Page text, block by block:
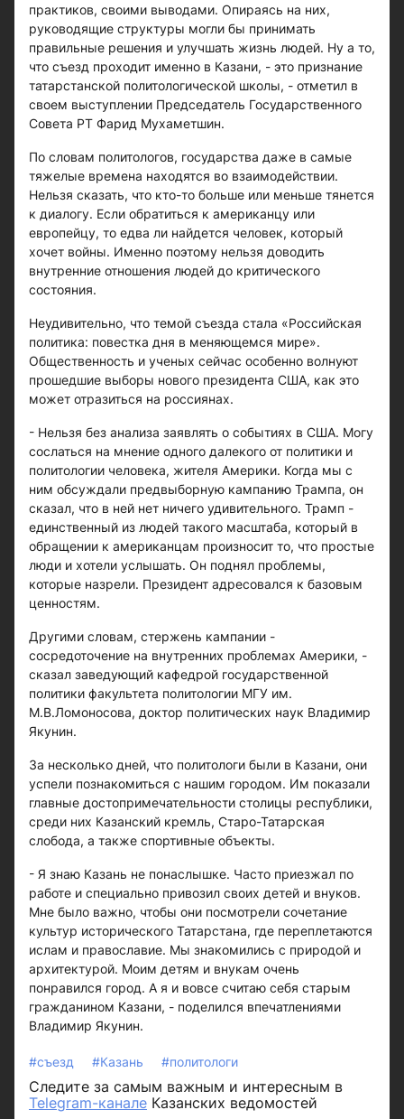
практиков, своими выводами. Опираясь на них,
руководящие структуры могли бы принимать
правильные решения и улучшать жизнь людей. Ну а то,
что съезд проходит именно в Казани, - это признание
татарстанской политологической школы, - отметил в
своем выступлении Председатель Государственного
Совета РТ Фарид Мухаметшин.
По словам политологов, государства даже в самые
тяжелые времена находятся во взаимодействии.
Нельзя сказать, что кто-то больше или меньше тянется
к диалогу. Если обратиться к американцу или
европейцу, то едва ли найдется человек, который
хочет войны. Именно поэтому нельзя доводить
внутренние отношения людей до критического
состояния.
Неудивительно, что темой съезда стала «Российская
политика: повестка дня в меняющемся мире».
Общественность и ученых сейчас особенно волнуют
прошедшие выборы нового президента США, как это
может отразиться на россиянах.
- Нельзя без анализа заявлять о событиях в США. Могу
сослаться на мнение одного далекого от политики и
политологии человека, жителя Америки. Когда мы с
ним обсуждали предвыборную кампанию Трампа, он
сказал, что в ней нет ничего удивительного. Трамп -
единственный из людей такого масштаба, который в
обращении к американцам произносит то, что простые
люди и хотели услышать. Он поднял проблемы,
которые назрели. Президент адресовался к базовым
ценностям.
Другими словам, стержень кампании -
сосредоточение на внутренних проблемах Америки, -
сказал заведующий кафедрой государственной
политики факультета политологии МГУ им.
М.В.Ломоносова, доктор политических наук Владимир
Якунин.
За несколько дней, что политологи были в Казани, они
успели познакомиться с нашим городом. Им показали
главные достопримечательности столицы республики,
среди них Казанский кремль, Старо-Татарская
слобода, а также спортивные объекты.
- Я знаю Казань не понаслышке. Часто приезжал по
работе и специально привозил своих детей и внуков.
Мне было важно, чтобы они посмотрели сочетание
культур исторического Татарстана, где переплетаются
ислам и православие. Мы знакомились с природой и
архитектурой. Моим детям и внукам очень
понравился город. А я и вовсе считаю себя старым
гражданином Казани, - поделился впечатлениями
Владимир Якунин.
#съезд #Казань #политологи
Следите за самым важным и интересным в
Telegram-канале Казанских ведомостей